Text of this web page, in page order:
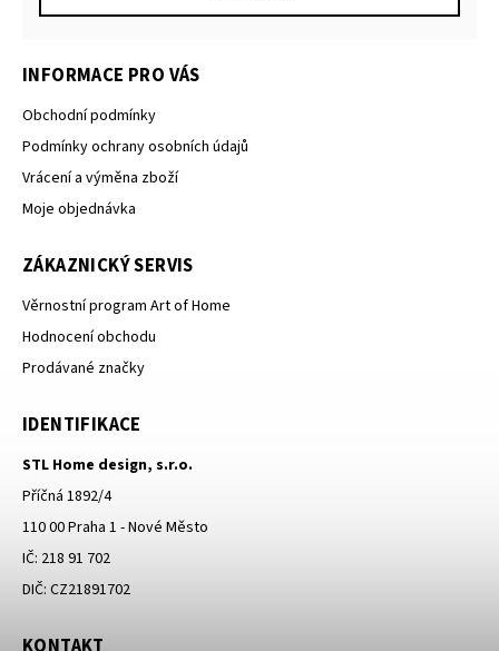
INFORMACE PRO VÁS
Obchodní podmínky
Podmínky ochrany osobních údajů
Vrácení a výměna zboží
Moje objednávka
ZÁKAZNICKÝ SERVIS
Věrnostní program Art of Home
Hodnocení obchodu
Prodávané značky
IDENTIFIKACE
STL Home design, s.r.o.
Příčná 1892/4
110 00 Praha 1 - Nové Město
IČ: 218 91 702
DIČ: CZ21891702